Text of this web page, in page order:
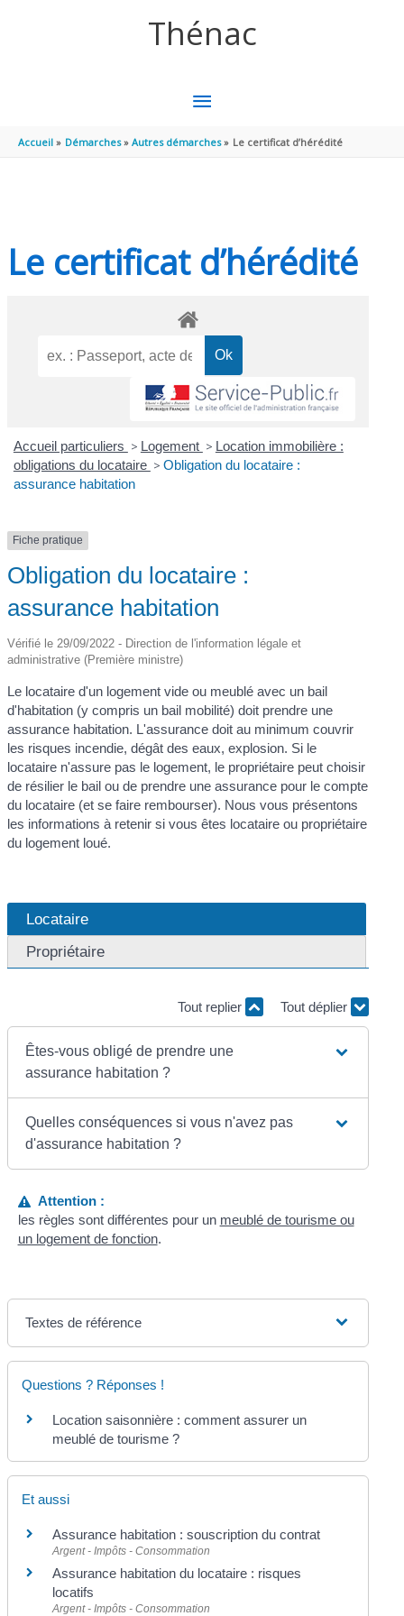
Thénac
MENU
PRINCIPAL
Accueil Démarches Autres démarches Le certificat d’hérédité
Le certificat d’hérédité
Accueil particuliers > Logement > Location immobilière :
obligations du locataire > Obligation du locataire :
assurance habitation
Fiche pratique
Obligation du locataire :
assurance habitation
Vérifié le 29/09/2022 - Direction de l'information légale et
administrative (Première ministre)
Le locataire d'un logement vide ou meublé avec un bail
d'habitation (y compris un bail mobilité) doit prendre une
assurance habitation. L'assurance doit au minimum couvrir
les risques incendie, dégât des eaux, explosion. Si le
locataire n'assure pas le logement, le propriétaire peut choisir
de résilier le bail ou de prendre une assurance pour le compte
du locataire (et se faire rembourser). Nous vous présentons
les informations à retenir si vous êtes locataire ou propriétaire
du logement loué.
Locataire
Propriétaire
Tout replier Tout déplier
Êtes-vous obligé de prendre une
assurance habitation ?
Quelles conséquences si vous n'avez pas
d'assurance habitation ?
Attention :
les règles sont différentes pour un meublé de tourisme ou
un logement de fonction.
Textes de référence
Questions ? Réponses !
Location saisonnière : comment assurer un
meublé de tourisme ?
Et aussi
Assurance habitation : souscription du contrat
Argent - Impôts - Consommation
Assurance habitation du locataire : risques
locatifs
Argent - Impôts - Consommation